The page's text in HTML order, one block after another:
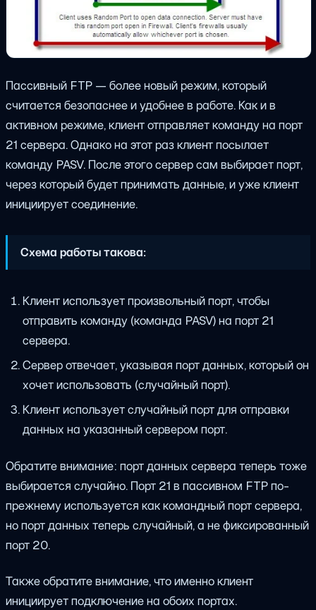
Пассивный FTP — более новый режим, который
считается безопаснее и удобнее в работе. Как и в
активном режиме, клиент отправляет команду на порт
21 сервера. Однако на этот раз клиент посылает
команду PASV. После этого сервер сам выбирает порт,
через который будет принимать данные, и уже клиент
инициирует соединение.
Схема работы такова:
Клиент использует произвольный порт, чтобы
отправить команду (команда PASV) на порт 21
сервера.
Сервер отвечает, указывая порт данных, который он
хочет использовать (случайный порт).
Клиент использует случайный порт для отправки
данных на указанный сервером порт.
Обратите внимание: порт данных сервера теперь тоже
выбирается случайно. Порт 21 в пассивном FTP по-
прежнему используется как командный порт сервера,
но порт данных теперь случайный, а не фиксированный
порт 20.
Также обратите внимание, что именно клиент
инициирует подключение на обоих портах.